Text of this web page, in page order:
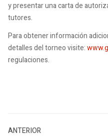
y presentar una carta de
tutores.
Para obtener información
detalles del torneo visite:
regulaciones.
ANTERIOR